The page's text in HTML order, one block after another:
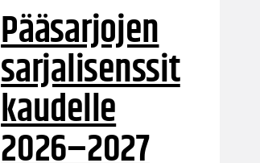
Pääsarjojen
sarjalisenssit
kaudelle
2026–2027